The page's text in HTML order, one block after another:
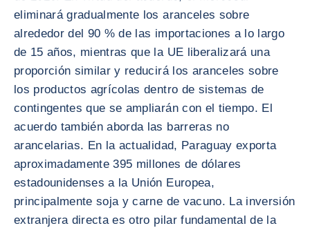
eliminará gradualmente los aranceles sobre
alrededor del 90 % de las importaciones a lo largo
de 15 años, mientras que la UE liberalizará una
proporción similar y reducirá los aranceles sobre
los productos agrícolas dentro de sistemas de
contingentes que se ampliarán con el tiempo. El
acuerdo también aborda las barreras no
arancelarias. En la actualidad, Paraguay exporta
aproximadamente 395 millones de dólares
estadounidenses a la Unión Europea,
principalmente soja y carne de vacuno. La inversión
extranjera directa es otro pilar fundamental de la